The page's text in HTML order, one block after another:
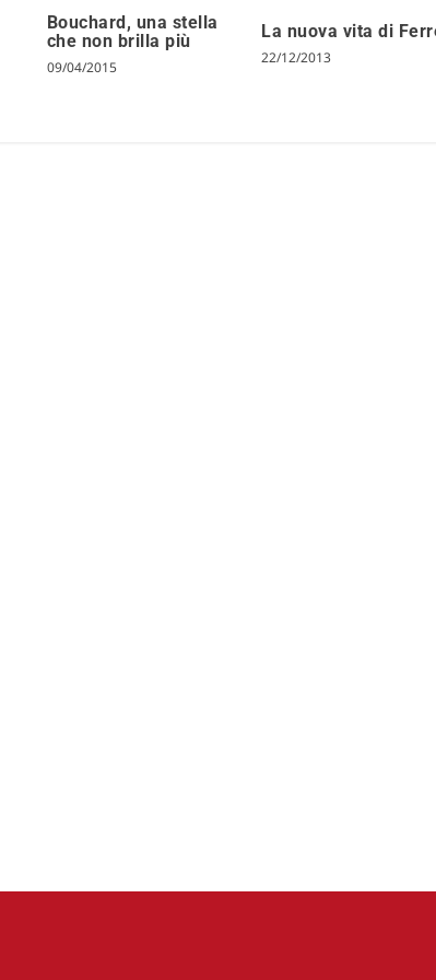
Bouchard, una stella
che non brilla più
09/04/2015
La nuova vita di
22/12/2013